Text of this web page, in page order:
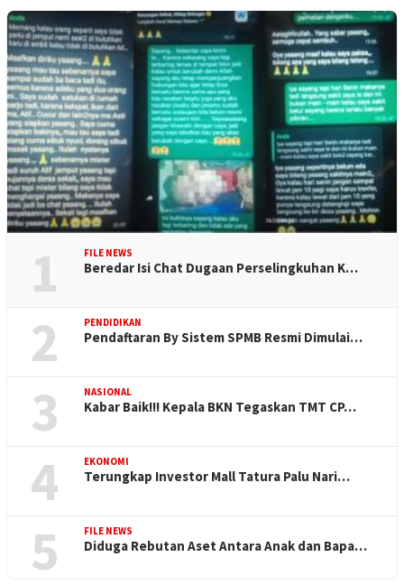
1 FILE NEWS
Beredar Isi Chat Dugaan Perselingkuhan K…
2 PENDIDIKAN
Pendaftaran By Sistem SPMB Resmi Dimulai…
3 NASIONAL
Kabar Baik!!! Kepala BKN Tegaskan TMT CP…
4 EKONOMI
Terungkap Investor Mall Tatura Palu Nari…
5 FILE NEWS
Diduga Rebutan Aset Antara Anak dan Bapa…